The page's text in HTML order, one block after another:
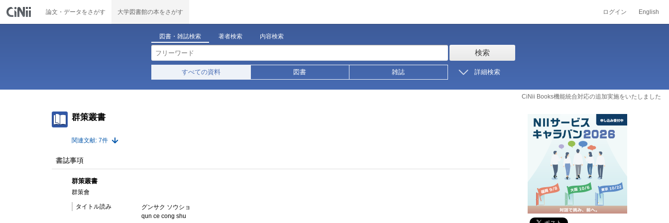
論文・データをさがす 大学図書館の本をさがす ログイン English
図書・雑誌検索 著者検索 内容検索
検索
すべての資料 図書 雑誌 詳細検索
CiNii Books機能統合対応の追加実施をいたしました
群策叢書
関連文献: 7件
書誌事項
群策叢書
群策會
タイトル読み
グンサク ソウショ
qun ce cong shu